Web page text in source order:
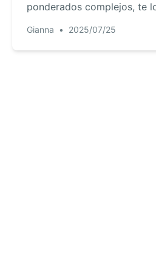
ponderados complejos, te
pueden hacer estos
mientras te enfocas en los
Gianna • 2025/07/25